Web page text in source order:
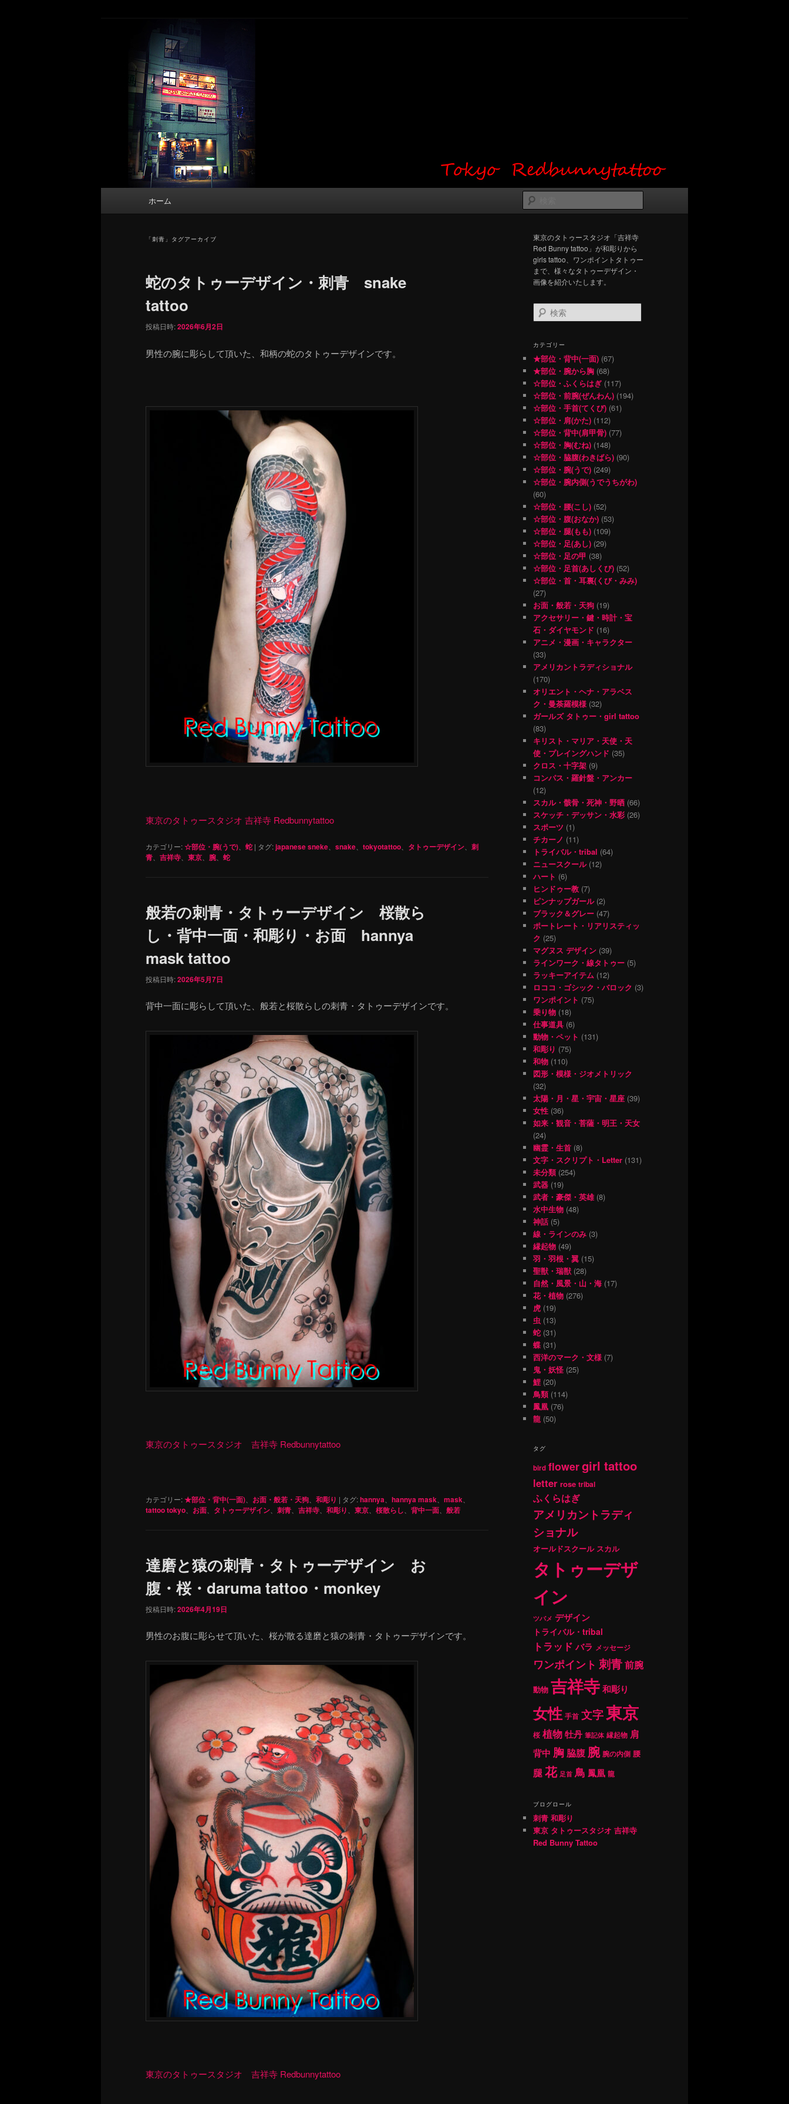
東京 タトゥースタジオ 吉祥寺 Red Bunny
Tattoo タトゥーデザイン・タトゥー画像
タトゥーデザイン・画像の紹介（和彫り・ワンポイント・girl tattoo）
索
ホーム
「刺青 」タグアーカイブ
蛇のタトゥーデザイン・刺青 snake
tattoo
投稿日時:2026年6月2日
男性の腕に彫らして頂いた、和柄の蛇のタトゥーデザインです。
東京のタトゥースタジオ 吉祥寺 Redbunnytattoo
カテゴリー:☆部位・腕(うで)、 蛇 | タグ:japanese sneke、 snake、 tokyotattoo、 タトゥーデザイン、 刺
青、 吉祥寺、 東京、 腕、 蛇
般若の刺青・タトゥーデザイン 桜散ら
し・背中一面・和彫り・お面 hannya
mask tattoo
投稿日時:2026年5月7日
背中一面に彫らして頂いた、般若と桜散らしの刺青・タトゥーデザインです。
東京のタトゥースタジオ 吉祥寺 Redbunnytattoo
カテゴリー:★部位・背中(一面) お面・般若・天狗 和彫り | タグ:hannya hannya mask mask
tattoo tokyo お面 タトゥーデザイン 刺青 吉祥寺 和彫り 東京 桜散らし 背中一面 般若
達磨と猿の刺青・タトゥーデザイン お
腹・桜・daruma tattoo・monkey
投稿日時:2026年4月19日
男性のお腹に彫らせて頂いた、桜が散る達磨と猿の刺青・タトゥーデザインです。
東京のタトゥースタジオ 吉祥寺 Redbunnytattoo
東京のタトゥースタジオ「吉祥寺
Red Bunny tattoo」が和彫りから
girls tattoo、ワンポイントタトゥー
まで、様々なタトゥーデザイン・
画像を紹介いたします。
検
索
カテゴリー
★部位・背中(一面) (67)
★部位・腕から胸 (68)
☆部位・ふくらはぎ (117)
☆部位・前腕(ぜんわん) (194)
☆部位・手首(てくび) (61)
☆部位・肩(かた) (112)
☆部位・背中(肩甲骨) (77)
☆部位・胸(むね) (148)
☆部位・脇腹(わきばら) (90)
☆部位・腕(うで) (249)
☆部位・腕内側(うでうちがわ)
(60)
☆部位・腰(こし) (52)
☆部位・腹(おなか) (53)
☆部位・腿(もも) (109)
☆部位・足(あし) (29)
☆部位・足の甲 (38)
☆部位・足首(あしくび) (52)
☆部位・首・耳裏(くび・みみ)
(27)
お面・般若・天狗 (19)
アクセサリー・鍵・時計・宝
石・ダイヤモンド (16)
アニメ・漫画・キャラクター
(33)
アメリカントラディショナル
(170)
オリエント・ヘナ・アラベス
ク・曼荼羅模様 (32)
ガールズ タトゥー・girl tattoo
(83)
キリスト・マリア・天使・天
使・プレイングハンド (35)
クロス・十字架 (9)
コンパス・羅針盤・アンカー
(12)
スカル・骸骨・死神・野晒 (66)
スケッチ・デッサン・水彩 (26)
スポーツ (1)
チカーノ (11)
トライバル・tribal (64)
ニュースクール(12)
ハート (6)
ヒンドゥー教 (7)
ピンナップガール(2)
ブラック＆グレー (47)
ポートレート・リアリスティッ
ク (25)
マグヌス デザイン (39)
ラインワーク・線タトゥー (5)
ラッキーアイテム (12)
ロココ・ゴシック・バロック (3)
ワンポイント (75)
乗り物 (18)
仕事道具 (6)
動物・ペット (131)
和彫り (75)
和物 (110)
図形・模様・ジオメトリック
(32)
太陽・月・星・宇宙・星座 (39)
女性 (36)
如来・観音・菩薩・明王・天女
(24)
幽霊・生首 (8)
文字・スクリプト・Letter (131)
未分類(254)
武器 (19)
武者・豪傑・英雄(8)
水中生物 (48)
神話 (5)
線・ラインのみ (3)
縁起物 (49)
羽・羽根・翼 (15)
聖獣・瑞獣 (28)
自然・風景・山・海 (17)
花・植物 (276)
虎 (19)
虫 (13)
蛇 (31)
蝶 (31)
西洋のマーク・文様 (7)
鬼・妖怪 (25)
鯉 (20)
鳥類(114)
鳳凰 (76)
龍 (50)
タグ
bird flowergirl tattoo
letter rose tribal
ふくらはぎ
アメリカントラディ
ショナル
オールドスクール スカル
タトゥーデザ
イン
ツバメ デザイン
トライバル・tribal
トラッド バラ メッセージ
ワンポイント 刺青前腕
動物 吉祥寺和彫り
女性 手首 文字東京
桜 植物牡丹 筆記体 縁起物 肩
背中 胸 脇腹 腕 腕の内側 腰
腿花 足首 鳥 鳳凰 龍
ブログロール
刺青 和彫り
東京 タトゥースタジオ 吉祥寺
Red Bunny Tattoo